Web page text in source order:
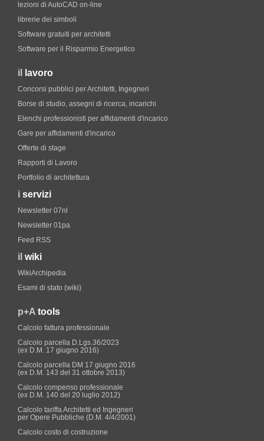
lezioni di AutoCAD on-line
librerie dei simboli
Software gratuiti per architetti
Software per il Risparmio Energetico
il lavoro
Concorsi pubblici per Architetti, Ingegneri
Borse di studio, assegni di ricerca, incarichi
Elenchi professionisti per affidamenti d'incarico
Gare per affidamenti d'incarico
Offerte di stage
Rapporti di Lavoro
Portfolio di architettura
i servizi
Newsletter 07nl
Newsletter 01pa
Feed RSS
il wiki
WikiArchipedia
Esami di stato (wiki)
p+A tools
Calcolo fattura professionale
Calcolo parcella D.Lgs.36/2023
(ex D.M. 17 giugno 2016)
Calcolo parcella DM 17 giugno 2016
(ex D.M. 143 del 31 ottobre 2013)
Calcolo compenso professionale
(ex D.M. 140 del 20 luglio 2012)
Calcolo tariffa Architetti ed Ingegneri
per Opere Pubbliche (D.M. 4/4/2001)
Calcolo costo di costruzione